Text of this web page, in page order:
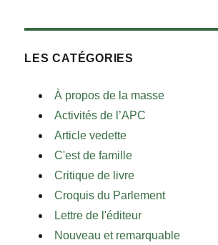
LES CATÉGORIES
À propos de la masse
Activités de l’APC
Article vedette
C'est de famille
Critique de livre
Croquis du Parlement
Lettre de l'éditeur
Nouveau et remarquable